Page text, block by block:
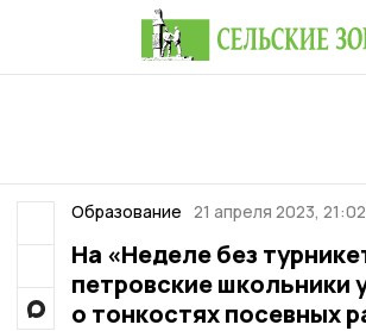
Образование 21 апреля 2023, 21:02
На «Неделе без
петровские школьники
о тонкостях посевных